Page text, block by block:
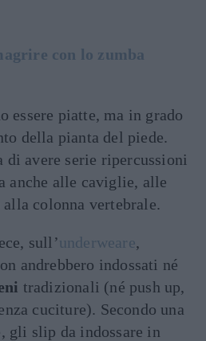
con lo zumba
essere piatte, ma in grado
della pianta del piede.
avere serie ripercussioni
anche alle caviglie, alle
colonna vertebrale.
sull’underweare,
andrebbero indossati né
tradizionali (né push up,
cuciture). Secondo una
gli slip da indossare in